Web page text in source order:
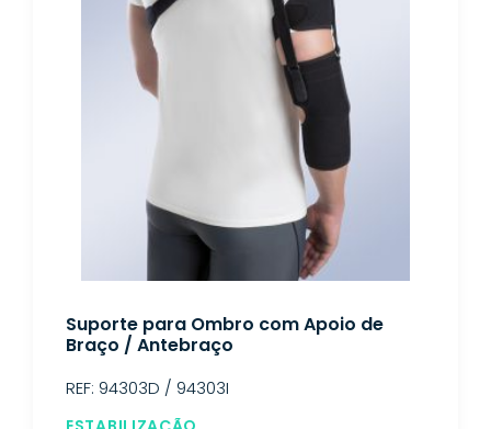
Suporte para Ombro com Apoio de
Braço / Antebraço
REF: 94303D / 94303I